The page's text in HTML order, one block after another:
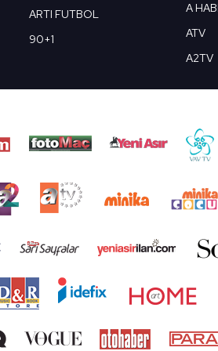
ARTI FUTBOL
90+1
A
ATV
A2TV